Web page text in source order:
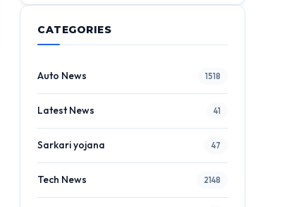
CATEGORIES
Auto News 1518
Latest News 41
Sarkari yojana 47
Tech News 2148